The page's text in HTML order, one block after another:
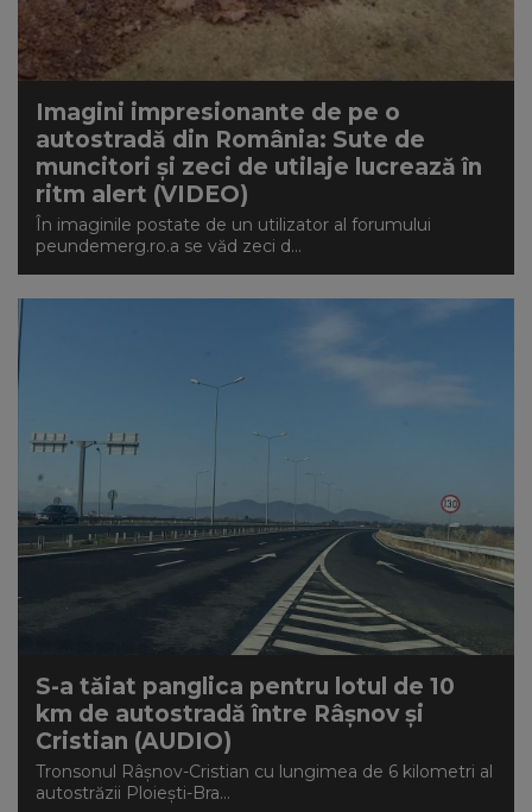
NEWS
CONTUL MEU
Imagini impresionante de pe o
autostradă din România: Sute de
muncitori și zeci de utilaje lucrează în
ritm alert (VIDEO)
În imaginile postate de un utilizator al forumului
peundemerg.ro.a se văd zeci d...
S-a tăiat panglica pentru lotul de 10
km de autostradă între Râșnov și
Cristian (AUDIO)
Tronsonul Râșnov-Cristian cu lungimea de 6 kilometri al
autostrăzii Ploiești-Bra...